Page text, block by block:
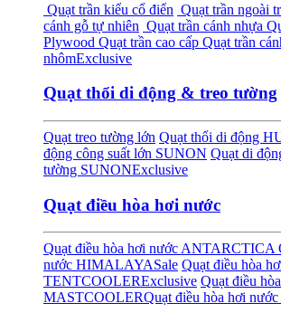
Quạt trần kiểu cổ điển Quạt trần ngoài
cánh gỗ tự nhiên Quạt trần cánh nhựa
Plywood Quạt trần cao cấp Quạt trần
nhômExclusive
Quạt thổi di động & treo tường
Quạt treo tường lớn Quạt thổi di động
động công suất lớn SUNON Quạt di
tường SUNONExclusive
Quạt điều hòa hơi nước
Quạt điều hòa hơi nước ANTARCTICA
nước HIMALAYASale Quạt điều hòa
TENTCOOLERExclusive Quạt điều
MASTCOOLERQuạt điều hòa hơi